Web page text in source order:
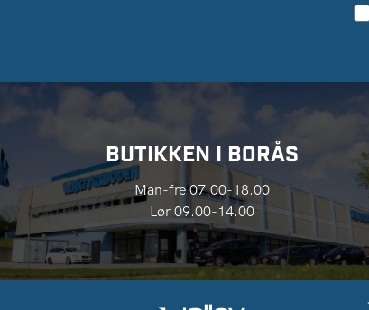
BUTIKKEN I BORÅS
Man-fre 07.00-18.00
Lør 09.00-14.00